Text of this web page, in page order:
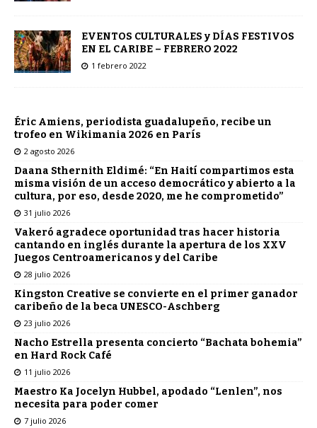
EVENTOS CULTURALES y DÍAS FESTIVOS
EN EL CARIBE – FEBRERO 2022
1 febrero 2022
Éric Amiens, periodista guadalupeño, recibe un
trofeo en Wikimania 2026 en París
2 agosto 2026
Daana Sthernith Eldimé: “En Haití compartimos esta
misma visión de un acceso democrático y abierto a la
cultura, por eso, desde 2020, me he comprometido”
31 julio 2026
Vakeró agradece oportunidad tras hacer historia
cantando en inglés durante la apertura de los XXV
Juegos Centroamericanos y del Caribe
28 julio 2026
Kingston Creative se convierte en el primer ganador
caribeño de la beca UNESCO-Aschberg
23 julio 2026
Nacho Estrella presenta concierto “Bachata bohemia”
en Hard Rock Café
11 julio 2026
Maestro Ka Jocelyn Hubbel, apodado “Lenlen”, nos
necesita para poder comer
7 julio 2026